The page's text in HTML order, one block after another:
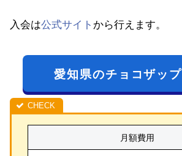
入会は公式サイト から行えます。
愛知県のチョコザッ
月額費用